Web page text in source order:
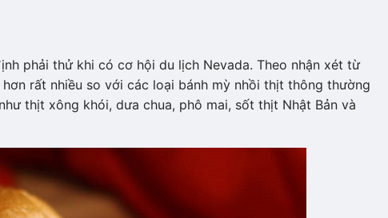
phải thử khi có cơ hội du lịch Nevada. Theo nhận xét từ
rất nhiều so với các loại bánh mỳ nhồi thịt thông thường
thịt xông khói, dưa chua, phô mai, sốt thịt Nhật Bản và